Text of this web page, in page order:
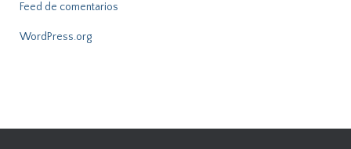
Feed de comentarios
WordPress.org